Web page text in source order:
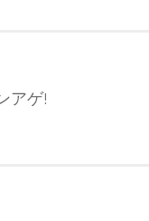
アゲ!